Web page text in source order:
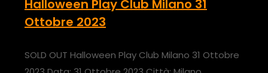
Halloween Play Club Milano 31
Ottobre 2023
SOLD OUT Halloween Play Club Milano 31 Ottobre